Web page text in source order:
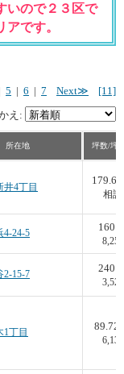
いので２３区で
です。
5 | 6 | 7 Next≫ [11]
え:
所在地 坪数/坪
井4丁目
179.68
相談
4-24-5
160
8,250
2-15-7
240
3,529
1丁目
89.72
6,130